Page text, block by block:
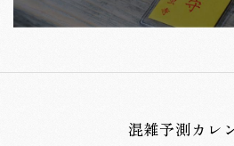
混雑予測カレ